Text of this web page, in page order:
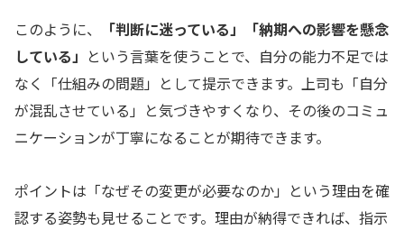
このように、
「判断に迷っている」「納期への影響を懸念
している」 という言葉を使うことで、自分の能力不足では
なく「仕組みの問題」として提示できます。上司も「自分
が混乱させている」と気づきやすくなり、その後のコミュ
ニケーションが丁寧になることが期待できます。
ポイントは「なぜその変更が必要なのか」という理由を確
認する姿勢も見せることです。理由が納得できれば、指示